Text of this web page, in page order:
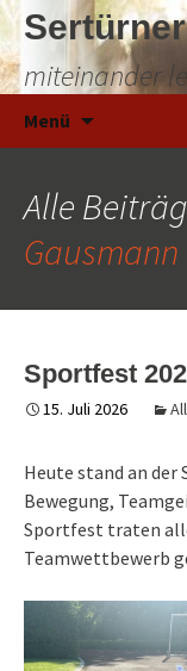
miteinander
Menü
Alle
Gausmann
Sportfest
15. Juli 2026
Heute stand an der
Bewegung,
Sportfest traten
Teamwettbewerb